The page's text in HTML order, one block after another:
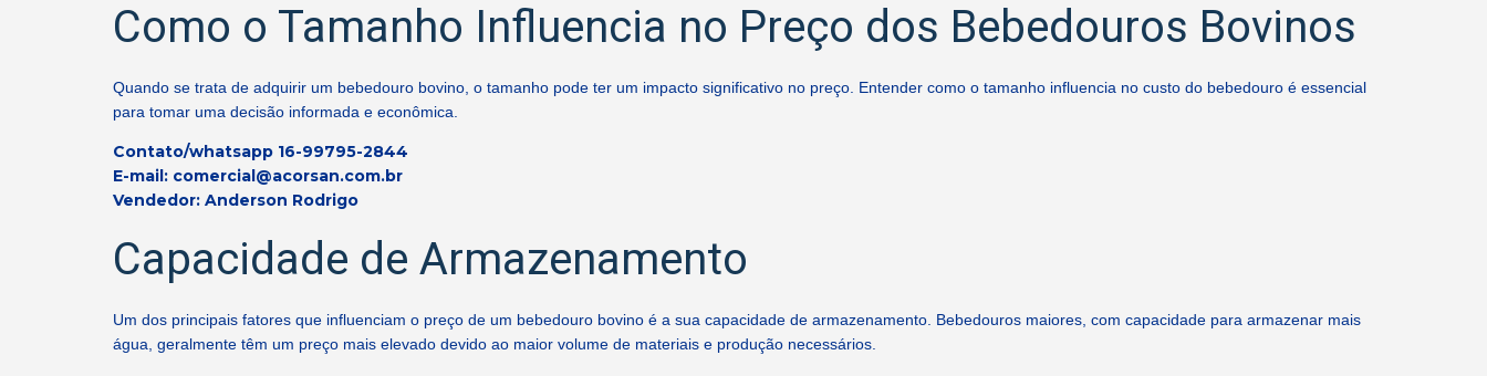
Como o Tamanho Influencia no Preço dos Bebedouros Bovinos
Quando se trata de adquirir um bebedouro bovino, o tamanho pode ter um impacto significativo no preço. Entender como o tamanho influencia no custo do bebedouro é essencial
para tomar uma decisão informada e econômica.
Contato/whatsapp 16-99795-2844
E-mail: comercial@acorsan.com.br
Vendedor: Anderson Rodrigo
Capacidade de Armazenamento
Um dos principais fatores que influenciam o preço de um bebedouro bovino é a sua capacidade de armazenamento. Bebedouros maiores, com capacidade para armazenar mais
água, geralmente têm um preço mais elevado devido ao maior volume de materiais e produção necessários.